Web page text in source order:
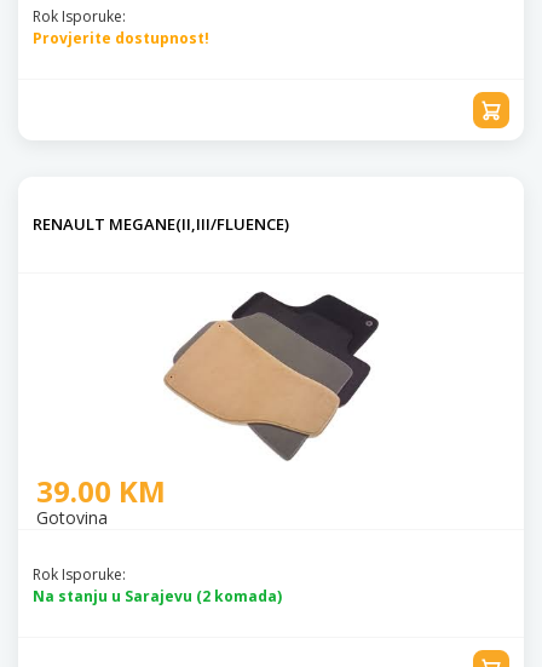
Rok Isporuke:
Provjerite dostupnost!
RENAULT MEGANE(II,III/FLUENCE)
39.00 KM
Gotovina
Rok Isporuke:
Na stanju u Sarajevu (2 komada)